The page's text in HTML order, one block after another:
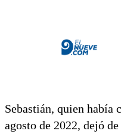
Sebastián, quien había
agosto de 2022, dejó